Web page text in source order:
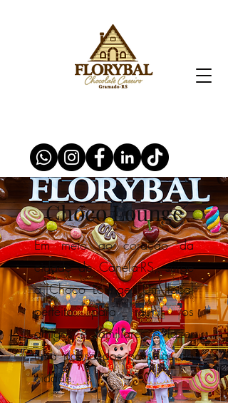
Choco Lounge
Em meio ao coração da
cidade de Canela-RS, surge
a Choco Lounge. Um local
perfeito para reunir os
amigos e familiares e fazer
uma pausa dos passeios da
cidade.